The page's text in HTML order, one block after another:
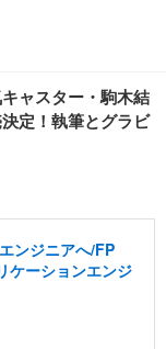
ャスター・駒木結
定！執筆とグラビ
ンジニアへ/FP
ケーションエンジ